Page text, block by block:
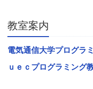
教室案内
電気通信大学プログラ
ｕｅｃプログラミング